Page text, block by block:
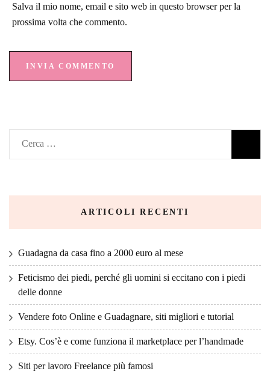
Salva il mio nome, email e sito web in questo browser per la
prossima volta che commento.
ARTICOLI RECENTI
Guadagna da casa fino a 2000 euro al mese
Feticismo dei piedi, perché gli uomini si eccitano con i piedi
delle donne
Vendere foto Online e Guadagnare, siti migliori e tutorial
Etsy. Cos’è e come funziona il marketplace per l’handmade
Siti per lavoro Freelance più famosi